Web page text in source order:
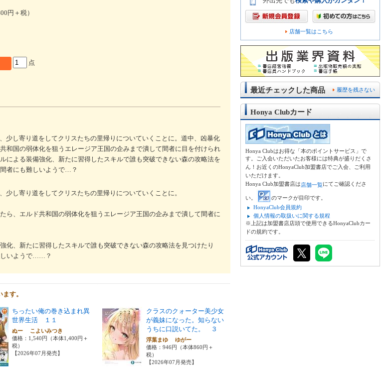
円＋税）
点
少し寄り道をしてクリスたちの里帰りについていくことに。道中、凶暴化
和国の弱体化を狙うエレージア王国の企みまで潰して間者に目を付けられ
による装備強化、新たに習得したスキルで誰も突破できない森の攻略法を
者にも難しいようで…？
し寄り道をしてクリスたちの里帰りについていくことに。
ら、エルド共和国の弱体化を狙うエレージア王国の企みまで潰して間者に
化、新たに習得したスキルで誰も突破できない森の攻略法を見つけたり
しいようで……？
す。
ちったい俺の巻き込まれ異
世界生活 １１
ぬー こよいみつき
価格：1,540円（本体1,400円＋
税）
【2026年07月発売】
クラスのクォーター美少女
が義妹になった。知らない
うちに口説いてた。 ３
浮葉まゆ ゆがー
価格：946円（本体860円＋
税）
【2026年07月発売】
店舗一覧はこちら
履歴を残さない
最近チェックした商品
Honya Clubカード
Honya Clubはお得な「本のポイントサービス」で
す。ご入会いただいたお客様には特典が盛りだくさ
ん！お近くのHonyaClub加盟書店でご入会、ご利用
いただけます。
Honya Club加盟書店は店舗一覧にてご確認くださ
い。
のマークが目印です。
HonyaClub会員規約
個人情報の取扱いに関する規程
※上記は加盟書店店頭で使用できるHonyaClubカー
ドの規約です。